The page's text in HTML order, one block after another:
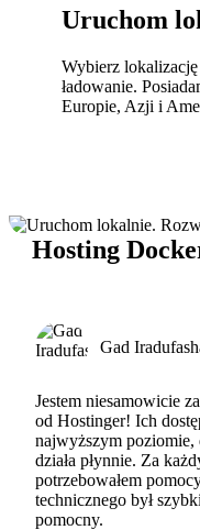
Uruchom
Wybierz
ładowanie.
Europie, Azji i
Hosting
Gad
Jestem niesamowicie
od Hostinger! Ich
najwyższym poziomie,
działa płynnie. Za
potrzebowałem
technicznego był
pomocny.